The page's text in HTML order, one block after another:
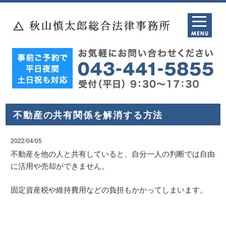
不動産の共有関係を解消する方法
2022/04/05
不動産を他の人と共有していると、自分一人の判断では自由
に活用や売却ができません。
固定資産税や維持費用などの負担もかかってしまいます。